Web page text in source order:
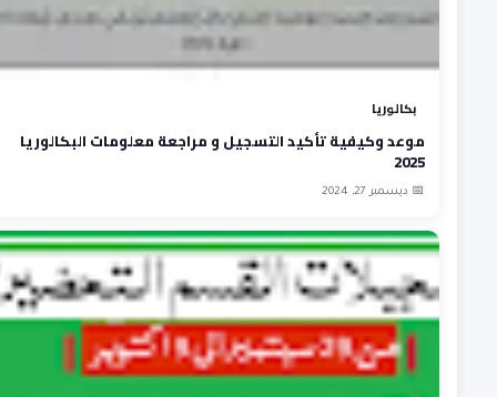
بكالوريا
موعد وكيفية تأكيد التسجيل و مراجعة معلومات البكالوريا
2025
📅 ديسمبر 27, 2024